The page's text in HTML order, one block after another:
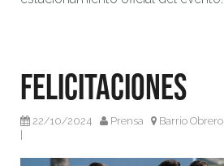
Felicitaciones
22/10/2024 Prensa Barrio Obrero